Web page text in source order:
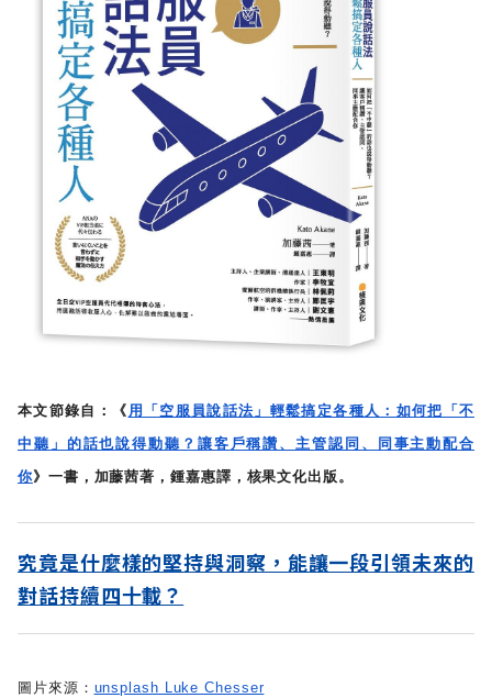
本文節錄自：《 用「空服員說話法」輕鬆搞定各種人：如何把「不
中聽」的話也說得動聽？讓客戶稱讚、主管認同、同事主動配合
你》一書，加藤茜著，鍾嘉惠譯，核果文化出版。
究竟是什麼樣的堅持與洞察，能讓一段引領未來的
對話持續四十載？
圖片來源： unsplash Luke Chesser